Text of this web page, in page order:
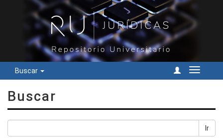
Buscar
Cambiar
Buscar
Ir